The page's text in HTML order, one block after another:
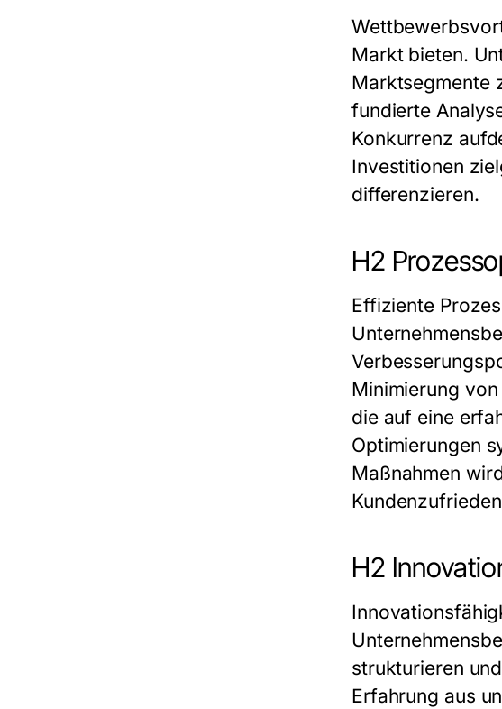
Markt bieten.
Marktsegmente
fundierte
Konkurrenz
Investitionen
differenzieren.
H2
Effiziente
Minimierung
die auf eine
Optimierungen
Maßnahmen
H2
strukturieren
Erfahrung aus